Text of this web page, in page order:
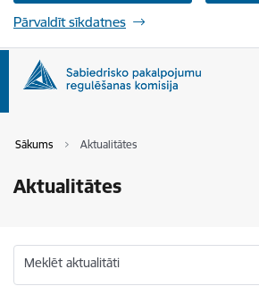
Pārvaldīt sīkdatnes
Sākums Aktualitātes
Aktualitātes
Meklēt aktualitāti